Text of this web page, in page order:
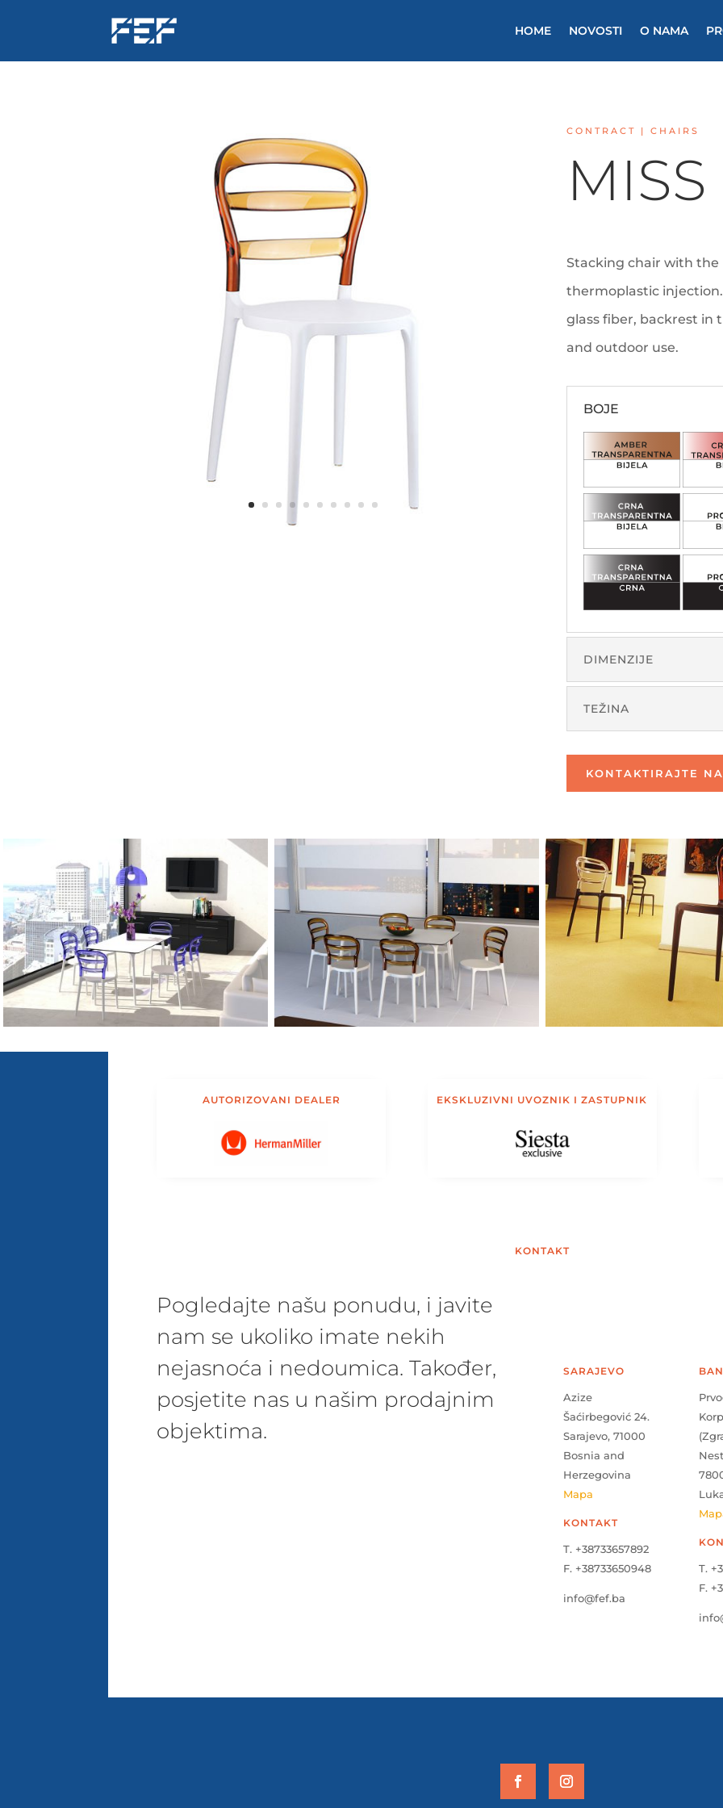
HOME NOVOSTI O NAMA
CONTRACT | CHAIRS
Stacking chair with
thermoplastic
glass fiber, backrest in
and outdoor use.
BOJE
DIMENZIJE
TEŽINA
KONTAKTIRAJTE
AUTORIZOVANI DEALER EKSKLUZIVNI UVOZNIK I ZASTUPNIK
KONTAKT
Pogledajte našu ponudu, i javite
nam se ukoliko imate nekih
nejasnoća i nedoumica. Također,
posjetite nas u našim prodajnim
objektima.
SARAJEVO
Azize
Šaćirbegović 24.
Sarajevo, 71000
Bosnia and
Herzegovina
Mapa
KONTAKT
T. +38733657892
F. +38733650948
info@fef.ba
T.
F.